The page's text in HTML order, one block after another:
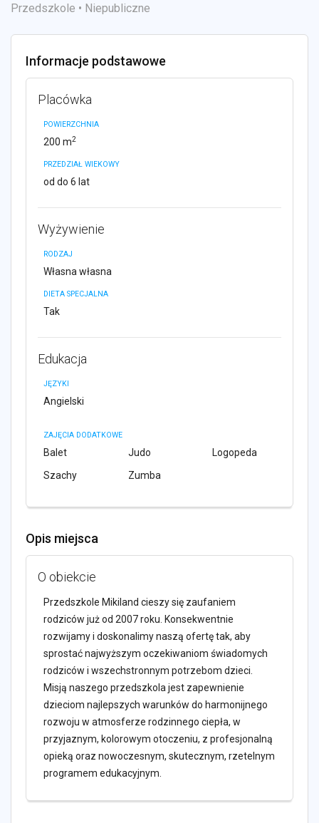
Przedszkole • Niepubliczne
Informacje podstawowe
Placówka
POWIERZCHNIA
200 m2
PRZEDZIAŁ WIEKOWY
od do 6 lat
Wyżywienie
RODZAJ
Własna własna
DIETA SPECJALNA
Tak
Edukacja
JĘZYKI
Angielski
ZAJĘCIA DODATKOWE
Balet Judo
Logopeda
Szachy
Zumba
Opis miejsca
O obiekcie
Przedszkole Mikiland cieszy się zaufaniem
rodziców już od 2007 roku. Konsekwentnie
rozwijamy i doskonalimy naszą ofertę tak, aby
sprostać najwyższym oczekiwaniom świadomych
rodziców i wszechstronnym potrzebom dzieci.
Misją naszego przedszkola jest zapewnienie
dzieciom najlepszych warunków do harmonijnego
rozwoju w atmosferze rodzinnego ciepła, w
przyjaznym, kolorowym otoczeniu, z profesjonalną
opieką oraz nowoczesnym, skutecznym, rzetelnym
programem edukacyjnym.